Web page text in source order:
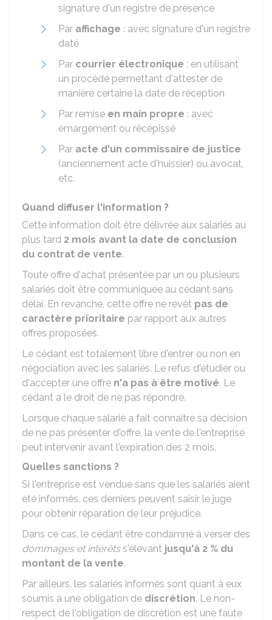
signature d'un registre de présence
Par affichage : avec signature d'un registre
daté
Par courrier électronique : en utilisant
un procédé permettant d'attester de
manière certaine la date de réception
Par remise en main propre : avec
émargement ou récépissé
Par acte d'un commissaire de justice
(anciennement acte d'huissier) ou avocat,
etc.
Quand diffuser l'information ?
Cette information doit être délivrée aux salariés au
plus tard 2 mois avant la date de conclusion
du contrat de vente.
Toute offre d'achat présentée par un ou plusieurs
salariés doit être communiquée au cédant sans
délai. En revanche, cette offre ne revêt pas de
caractère prioritaire par rapport aux autres
offres proposées.
Le cédant est totalement libre d'entrer ou non en
négociation avec les salariés. Le refus d'étudier ou
d'accepter une offre n'a pas à être motivé. Le
cédant a le droit de ne pas répondre.
Lorsque chaque salarié a fait connaître sa décision
de ne pas présenter d'offre, la vente de l'entreprise
peut intervenir avant l'expiration des 2 mois.
Quelles sanctions ?
Si l'entreprise est vendue sans que les salariés aient
été informés, ces derniers peuvent saisir le juge
pour obtenir réparation de leur préjudice.
Dans ce cas, le cédant être condamné à verser des
dommages et intérêtss'élevant jusqu'à 2 % du
montant de la vente.
Par ailleurs, les salariés informés sont quant à eux
soumis à une obligation de discrétion. Le non-
respect de l'obligation de discrétion est une faute